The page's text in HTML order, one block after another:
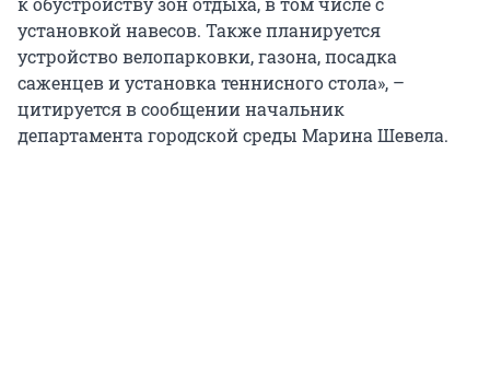
установкой навесов. Также планируется
устройство велопарковки, газона, посадка
саженцев и установка теннисного стола», –
цитируется в сообщении начальник
департамента городской среды Марина Шевела.